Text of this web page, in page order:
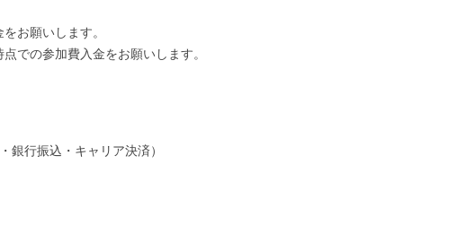
お願いします。
での参加費入金をお願いします。
行振込・キャリア決済）